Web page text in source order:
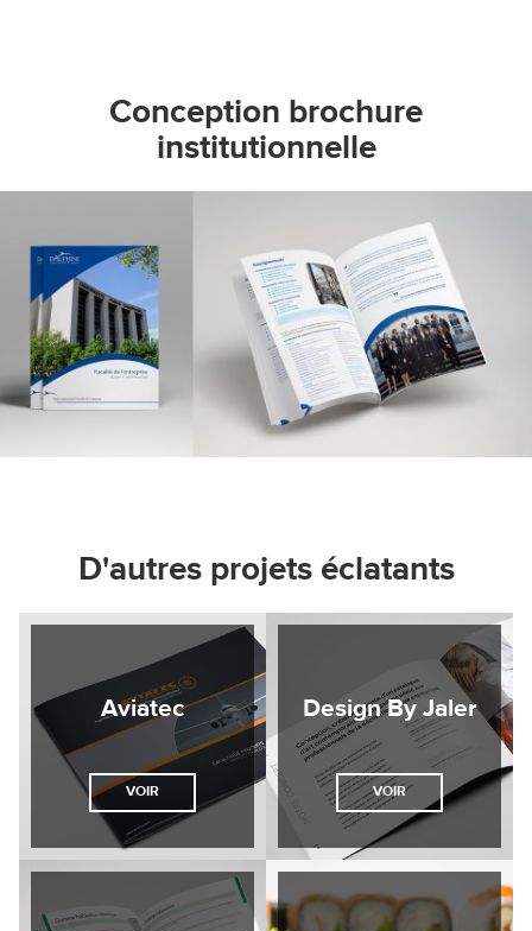
Conception brochure
institutionnelle
D'autres projets éclatants
Aviatec
VOIR
Design By Jaler
VOIR